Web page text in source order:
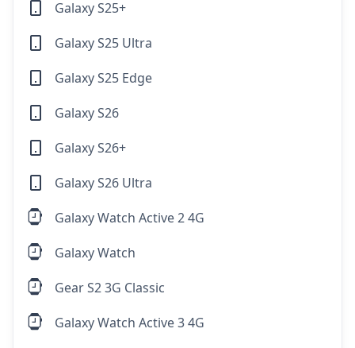
Galaxy S25+
Galaxy S25 Ultra
Galaxy S25 Edge
Galaxy S26
Galaxy S26+
Galaxy S26 Ultra
Galaxy Watch Active 2 4G
Galaxy Watch
Gear S2 3G Classic
Galaxy Watch Active 3 4G